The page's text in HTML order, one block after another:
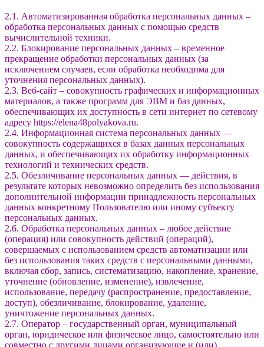
2.1. Автоматизированная обработка персональных данных –
обработка персональных данных с помощью средств
вычислительной техники.
2.2. Блокирование персональных данных – временное
прекращение обработки персональных данных (за
исключением случаев, если обработка необходима для
уточнения персональных данных).
2.3. Веб-сайт – совокупность графических и информационных
материалов, а также программ для ЭВМ и баз данных,
обеспечивающих их доступность в сети интернет по сетевому
адресу https://elena48polyakova.ru.
2.4. Информационная система персональных данных —
совокупность содержащихся в базах данных персональных
данных, и обеспечивающих их обработку информационных
технологий и технических средств.
2.5. Обезличивание персональных данных — действия, в
результате которых невозможно определить без использования
дополнительной информации принадлежность персональных
данных конкретному Пользователю или иному субъекту
персональных данных.
2.6. Обработка персональных данных – любое действие
(операция) или совокупность действий (операций),
совершаемых с использованием средств автоматизации или
без использования таких средств с персональными данными,
включая сбор, запись, систематизацию, накопление, хранение,
уточнение (обновление, изменение), извлечение,
использование, передачу (распространение, предоставление,
доступ), обезличивание, блокирование, удаление,
уничтожение персональных данных.
2.7. Оператор – государственный орган, муниципальный
орган, юридическое или физическое лицо, самостоятельно или
совместно с другими лицами организующие и (или)